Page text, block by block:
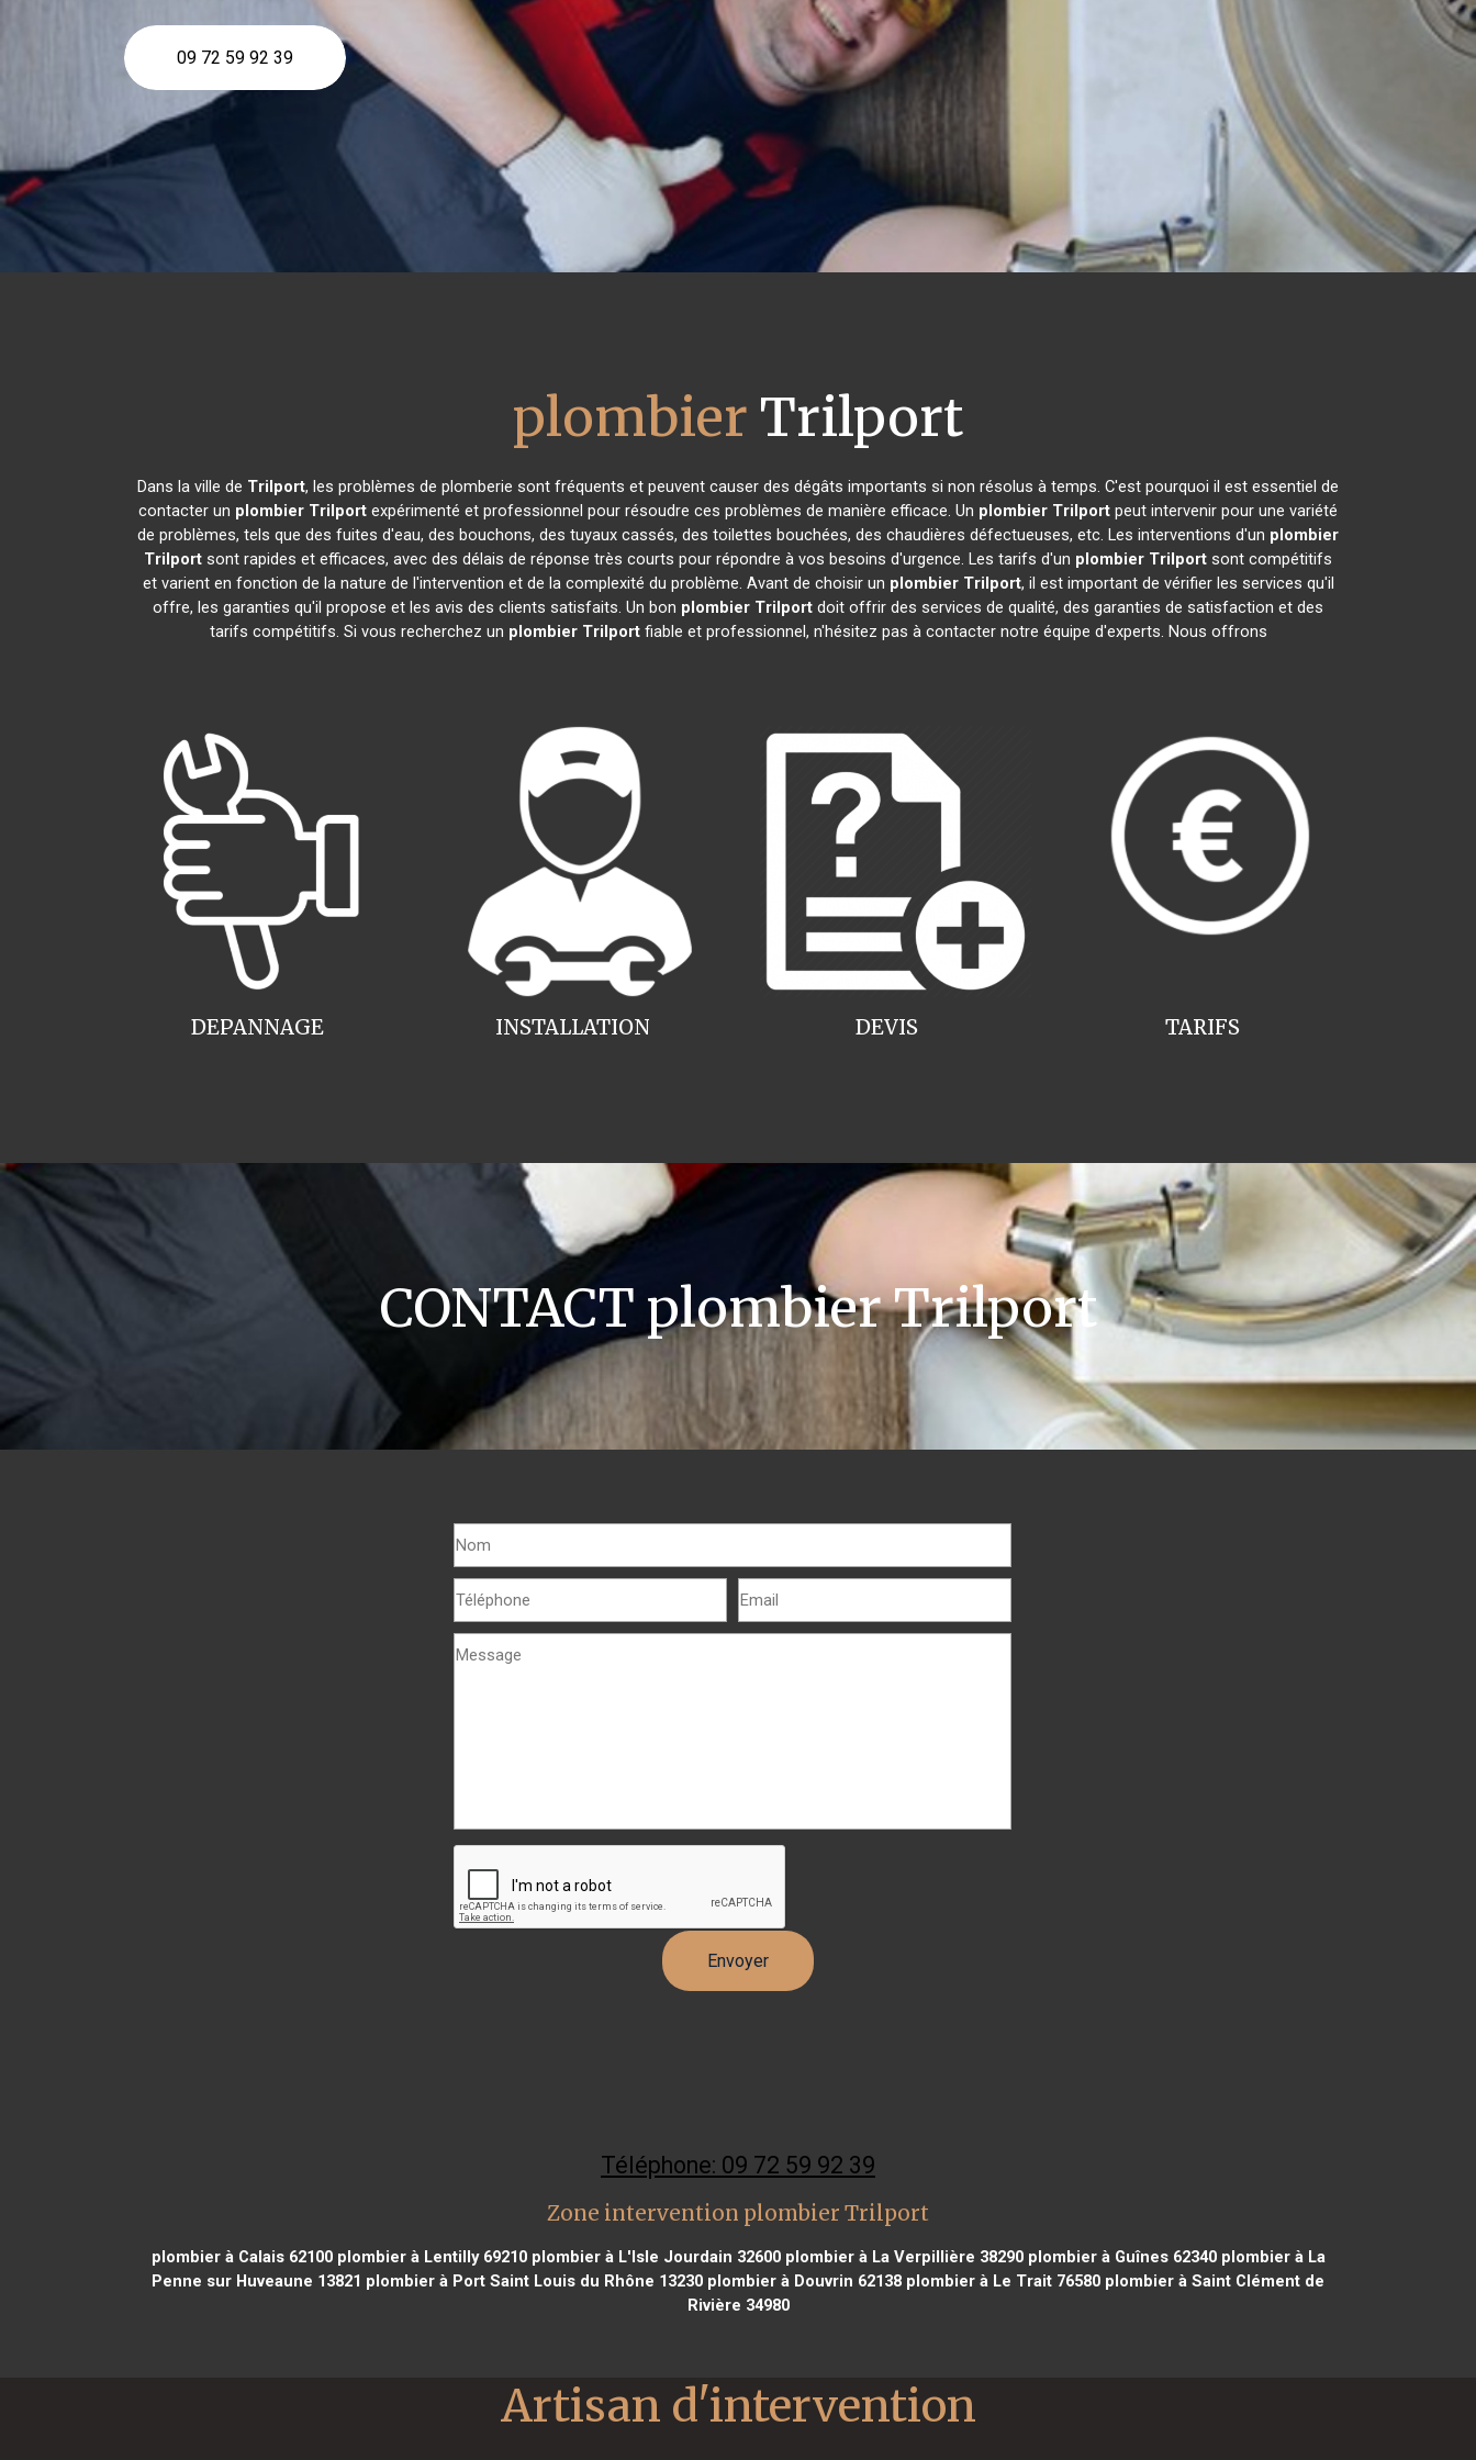
09 72 59 92 39
plombier Trilport
Dans la ville de Trilport, les problèmes de plomberie sont fréquents et peuvent causer des dégâts importants si non résolus à temps. C'est pourquoi il est essentiel de
contacter un plombier Trilport expérimenté et professionnel pour résoudre ces problèmes de manière efficace. Un plombier Trilport peut intervenir pour une variété
de problèmes, tels que des fuites d'eau, des bouchons, des tuyaux cassés, des toilettes bouchées, des chaudières défectueuses, etc. Les interventions d'un plombier
Trilport sont rapides et efficaces, avec des délais de réponse très courts pour répondre à vos besoins d'urgence. Les tarifs d'un plombier Trilport sont compétitifs
et varient en fonction de la nature de l'intervention et de la complexité du problème. Avant de choisir un plombier Trilport, il est important de vérifier les services qu'il
offre, les garanties qu'il propose et les avis des clients satisfaits. Un bon plombier Trilport doit offrir des services de qualité, des garanties de satisfaction et des
tarifs compétitifs. Si vous recherchez un plombier Trilportfiable et professionnel, n'hésitez pas à contacter notre équipe d'experts. Nous offrons
INSTALLATION
DEPANNAGE TARIFS
DEVIS
CONTACT plombier Trilport
Téléphone: 09 72 59 92 39
Zone intervention plombier Trilport
plombier à Calais 62100plombier à Lentilly 69210plombier à L'Isle Jourdain 32600plombier à La Verpillière 38290plombier à Guînes 62340plombier à La
Penne sur Huveaune 13821 plombier à Port Saint Louis du Rhône 13230 plombier à Douvrin 62138 plombier à Le Trait 76580 plombier à Saint Clément de
Rivière 34980
Artisan d'intervention